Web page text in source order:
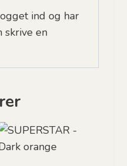
ind og har
skrive en